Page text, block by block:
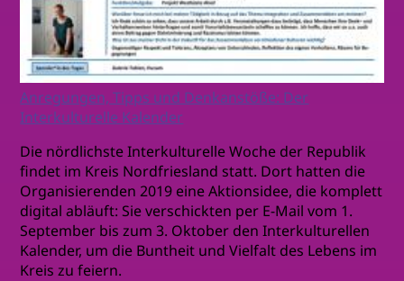
Anregungen, Tipps und Denkanstöße: Der
Interkulturelle Kalender
Die nördlichste Interkulturelle Woche der Republik
findet im Kreis Nordfriesland statt. Dort hatten die
Organisierenden 2019 eine Aktionsidee, die komplett
digital abläuft: Sie verschickten per E-Mail vom 1.
September bis zum 3. Oktober den Interkulturellen
Kalender, um die Buntheit und Vielfalt des Lebens im
Kreis zu feiern.